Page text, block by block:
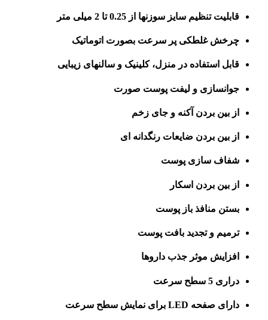
قابلیت تنظیم سایز سوزنها از 0.25 تا 2 میلی متر
چرخش غلطکی پر سرعت بصورت اتوماتیک
قابل استفاده در منزل، کلینیک و سالنهای زیبایی
جوانسازی و لیفت پوست صورت
از بین بردن آکنه و جای زخم
از بین بردن ضایعات رنگدانه ای
شفاف سازی پوست
از بین بردن اسکار
بستن منافذ باز پوست
ترمیم و تجدید بافت پوست
افزایش موثر جذب داروها
دراری 5 سطح سرعت
دارای صفحه LED برای نمایش سطح سرعت